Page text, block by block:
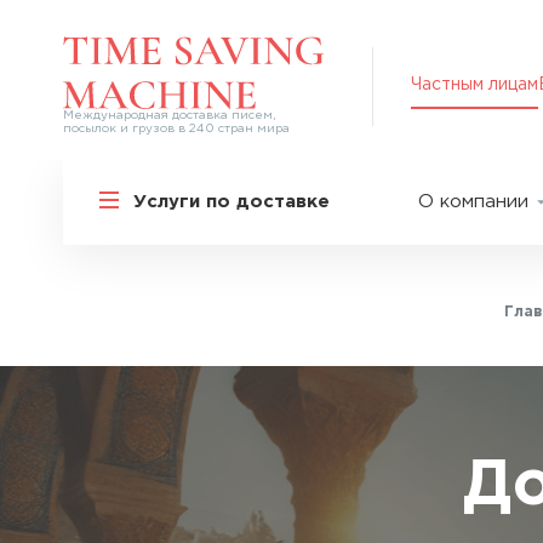
Международная доставка писем,
посылок и грузов в 240 стран мира
Частным лицам
Услуги по доставке
Международная доставка
Самые срочные тарифы
Перевозка специальных грузов
Дополнительные услуги
Популярные направления
О компании
Оплата
Упаковка